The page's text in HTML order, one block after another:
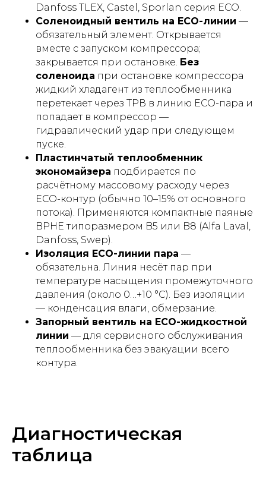
Danfoss TLEX, Castel, Sporlan серия ECO.
Соленоидный вентиль на ECO-линии —
обязательный элемент. Открывается
вместе с запуском компрессора;
закрывается при остановке. Без
соленоида при остановке компрессора
жидкий хладагент из теплообменника
перетекает через ТРВ в линию ECO-пара и
попадает в компрессор —
гидравлический удар при следующем
пуске.
Пластинчатый теплообменник
экономайзера подбирается по
расчётному массовому расходу через
ECO-контур (обычно 10–15% от основного
потока). Применяются компактные паяные
BPHE типоразмером B5 или B8 (Alfa Laval,
Danfoss, Swep).
Изоляция ECO-линии пара —
обязательна. Линия несёт пар при
температуре насыщения промежуточного
давления (около 0…+10 °C). Без изоляции
— конденсация влаги, обмерзание.
Запорный вентиль на ECO-жидкостной
линии — для сервисного обслуживания
теплообменника без эвакуации всего
контура.
Диагностическая
таблица